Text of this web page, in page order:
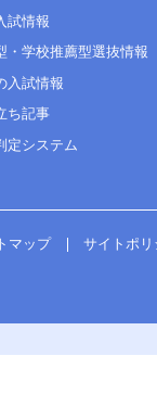
試情報
・学校推薦型選抜情報
入試情報
ち記事
定システム
マップ サイトポリ